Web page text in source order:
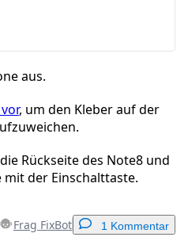
aus.
, um den Kleber auf der
Rückseite des Note8 und
der Einschalttaste.
Frag FixBot 1 Kommentar